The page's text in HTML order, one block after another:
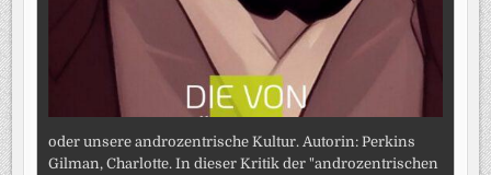
oder unsere androzentrische Kultur. Autorin: Perkins
Gilman, Charlotte. In dieser Kritik der "androzentrischen